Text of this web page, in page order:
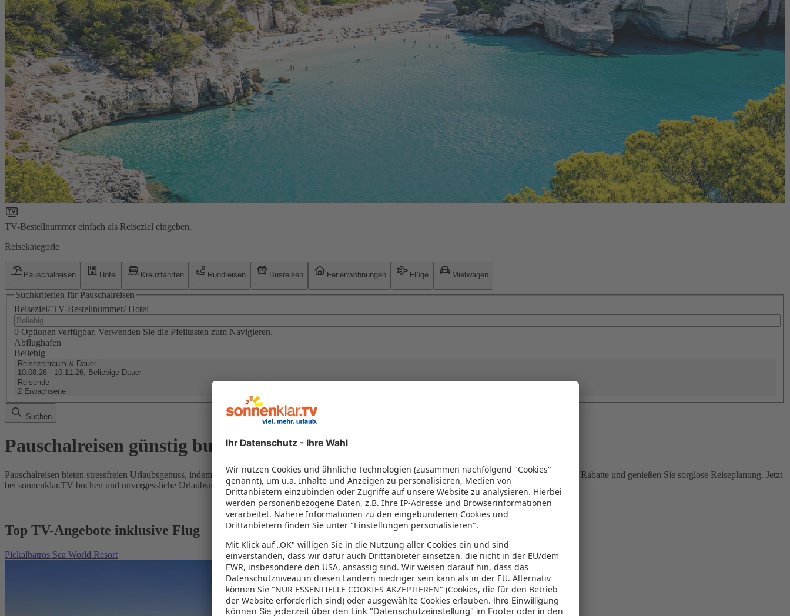
TV-Bestellnummer einfach als Reiseziel eingeben.
Reisekategorie
Pauschalreisen Hotel Kreuzfahrten Rundreisen Busreisen Ferienwohnungen Flüge Mietwagen
Suchkriterien für Pauschalreisen
Reiseziel/ TV-Bestellnummer/ Hotel
0 Optionen verfügbar. Verwenden Sie die Pfeiltasten zum Navigieren.
Abflughafen
Beliebig
Reisezeitraum & Dauer
10.08.26 - 10.11.26, Beliebige Dauer
Reisende
2 Erwachsene
Suchen
Pauschalreisen günstig buchen
Pauschalreisen bieten stressfreien Urlaubsgenuss, indem Flug und Hotel in einem Paket kombiniert werden – das spart Zeit und Geld. Nutzen Sie attraktive Rabatte und genießen Sie sorglose Reiseplanung. Jetzt
bei sonnenklar.TV buchen und unvergessliche Urlaubsmomente erleben!
Top TV-Angebote inklusive Flug
Pickalbatros Sea World Resort